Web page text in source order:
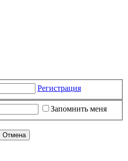
Регистрация
Запомнить меня
Отмена